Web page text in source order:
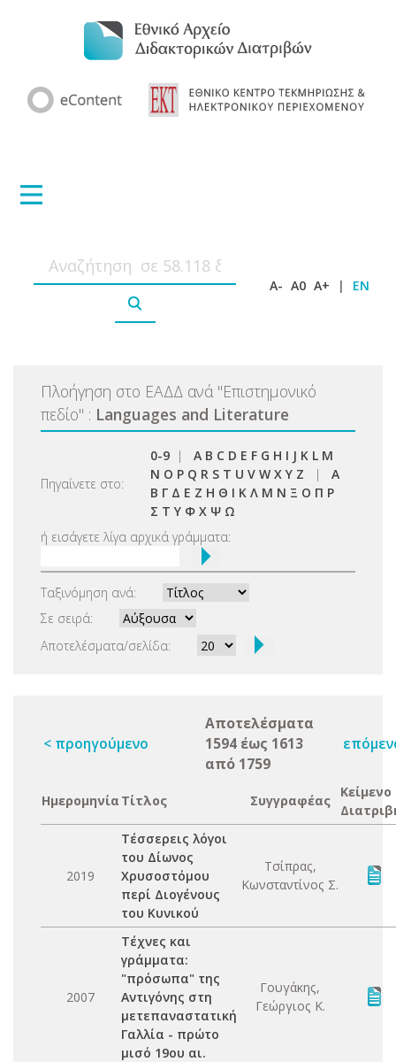
A- A0 A+ | EN
Πλοήγηση στο ΕΑΔΔ ανά "Επιστημονικό
πεδίο" : Languages and Literature
Πηγαίνετε στο:
0-9 | A B C D E F G H I J K L M
N O P Q R S T U V W X Y Z | Α
Β Γ Δ Ε Ζ Η Θ Ι Κ Λ Μ Ν Ξ Ο Π Ρ
Σ Τ Υ Φ Χ Ψ Ω
ή εισάγετε λίγα αρχικά γράμματα:
Ταξινόμηση ανά:
Σε σειρά:
Αποτελέσματα/σελίδα:
< προηγούμενο
Αποτελέσματα
1594 έως 1613
από 1759
Ημερομηνία Τίτλος Συγγραφέας
Κείμενο
2019
Τέσσερεις λόγοι
του Δίωνος
Χρυσοστόμου
περί Διογένους
του Κυνικού
Τσίπρας,
Κωνσταντίνος Σ.
2007
Τέχνες και
γράμματα:
"πρόσωπα" της
Αντιγόνης στη
μετεπαναστατική
Γαλλία - πρώτο
μισό 19ου αι.
Γουγάκης,
Γεώργιος Κ.